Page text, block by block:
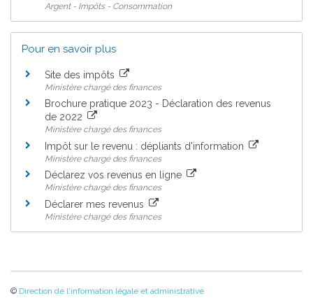
Argent - Impôts - Consommation
Pour en savoir plus
Site des impôts
Ministère chargé des finances
Brochure pratique 2023 - Déclaration des revenus
de 2022
Ministère chargé des finances
Impôt sur le revenu : dépliants d'information
Ministère chargé des finances
Déclarez vos revenus en ligne
Ministère chargé des finances
Déclarer mes revenus
Ministère chargé des finances
© Direction de l'information légale et administrative